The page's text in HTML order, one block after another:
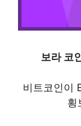
보라 코
비트코인이
횡